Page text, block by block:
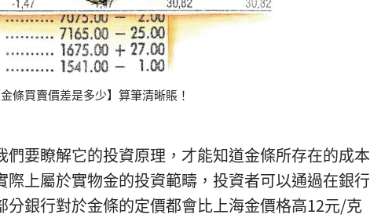
金條買賣價差是多少】算筆清晰賬！
要瞭解它的投資原理，才能知道金條所存在的成本
上屬於實物金的投資範疇，投資者可以通過在銀行
分銀行對於金條的定價都會比上海金價格高12元/克